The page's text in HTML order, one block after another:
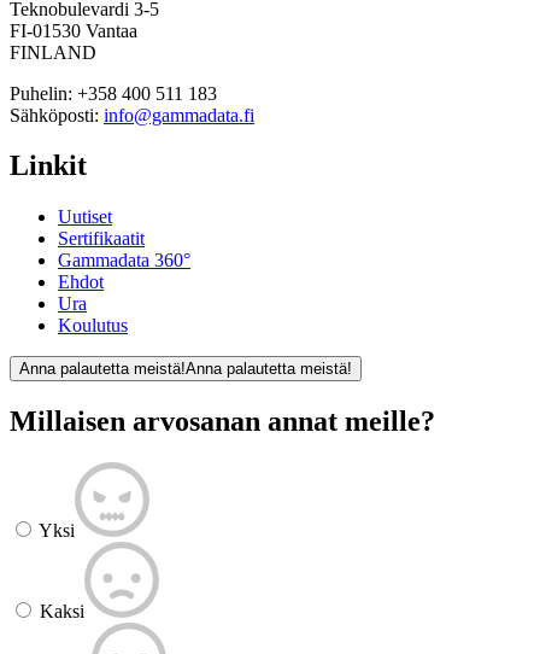
Teknobulevardi 3-5
FI-01530 Vantaa
FINLAND
Puhelin: +358 400 511 183
Sähköposti: info@gammadata.fi
Linkit
Uutiset
Sertifikaatit
Gammadata 360°
Ehdot
Ura
Koulutus
Anna palautetta meistä!Anna palautetta meistä!
Millaisen arvosanan annat meille?
Yksi
Kaksi